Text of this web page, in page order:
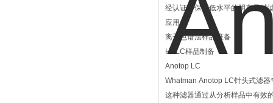
经认证，保证低水平的阴离子过
应用：
离子色谱法样品准备
HPLC样品制备
Anotop LC
Whatman Anotop LC针头式滤
这种滤器通过从分析样品中有效